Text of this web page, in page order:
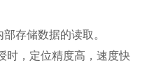
存储数据的读取。
时，定位精度高，速度快